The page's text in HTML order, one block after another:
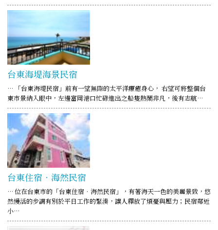
台東海堤海景民宿
… 「台東海堤民宿」前有一望無際的太平洋療癒身心， 右望可將整個台
東市景納入眼中，左邊富岡港口忙碌進出之船隻熱鬧非凡，後有志航…
台東住宿‧海然民宿
… 位在台東市的「台東住宿‧海然民宿」，有著海天一色的美麗景致，悠
然慢活的步調有別於平日工作的緊湊，讓人釋放了煩憂與壓力；民宿鄰近
小…